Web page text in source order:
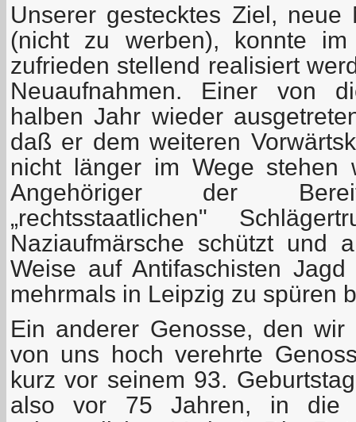
Unserer gestecktes Ziel, neue
(nicht zu werben), konnte im
zufrieden stellend realisiert
Neuaufnahmen. Einer von
halben Jahr wieder
daß er dem weiteren
nicht länger im Wege stehen
Angehöriger der
„rechtsstaatlichen"
Naziaufmärsche schützt und
Weise auf Antifaschisten
mehrmals in Leipzig zu spüren
Ein anderer Genosse, den
von uns hoch verehrte
kurz vor seinem 93.
also vor 75 Jahren, in die